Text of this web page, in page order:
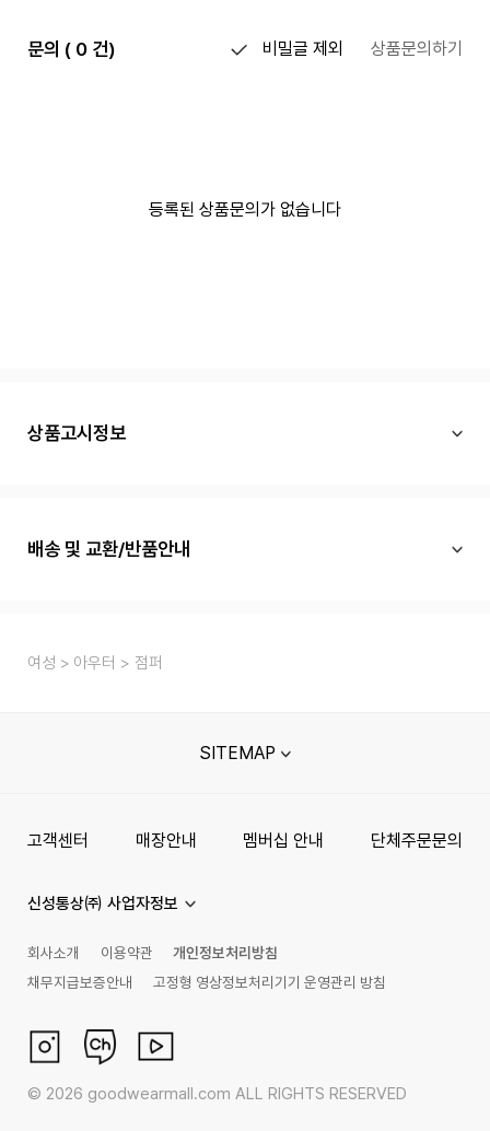
문의 ( 0 건) 비밀글 제외 상품문의하기
등록된 상품문의가 없습니다
상품고시정보
배송 및 교환/반품안내
여성 아우터 점퍼
SITEMAP
고객센터 매장안내 멤버십 안내 단체주문문의
신성통상㈜ 사업자정보
회사소개 이용약관
개인정보처리방침
채무지급보증안내
고정형 영상정보처리기기 운영관리 방침
© 2026 goodwearmall.com ALL RIGHTS RESERVED